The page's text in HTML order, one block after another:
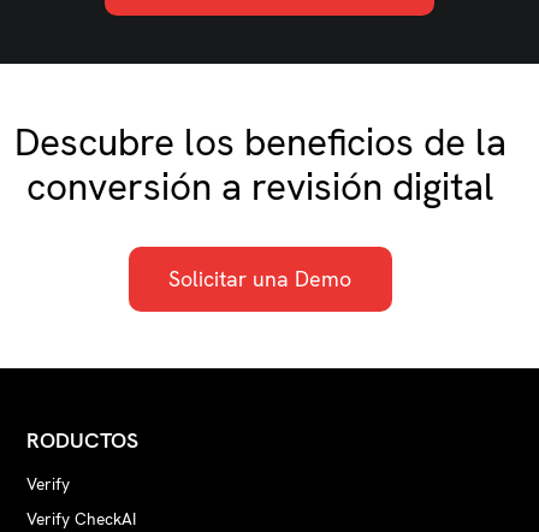
Descubre los beneficios de la
conversión a revisión digital
Solicitar una Demo
RODUCTOS
Verify
Verify CheckAI